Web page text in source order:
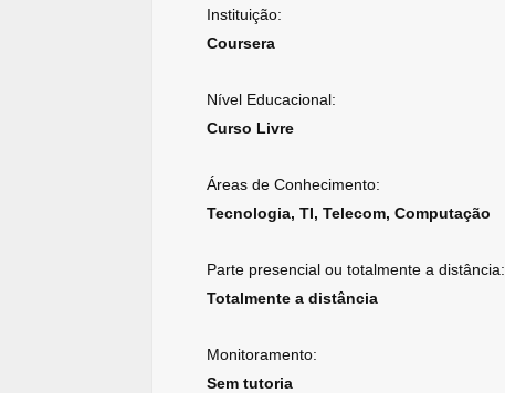
Instituição:
Coursera
Nível Educacional:
Curso Livre
Áreas de Conhecimento:
Tecnologia, TI, Telecom, Computação
Parte presencial ou totalmente a distância:
Totalmente a distância
Monitoramento:
Sem tutoria